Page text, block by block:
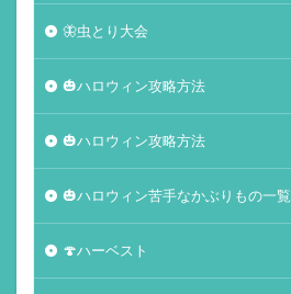
🦋虫とり大会
🎃ハロウィン攻略方法
🎃ハロウィン攻略方法
🎃ハロウィン苦手なかぶりもの一覧
🍄ハーベスト